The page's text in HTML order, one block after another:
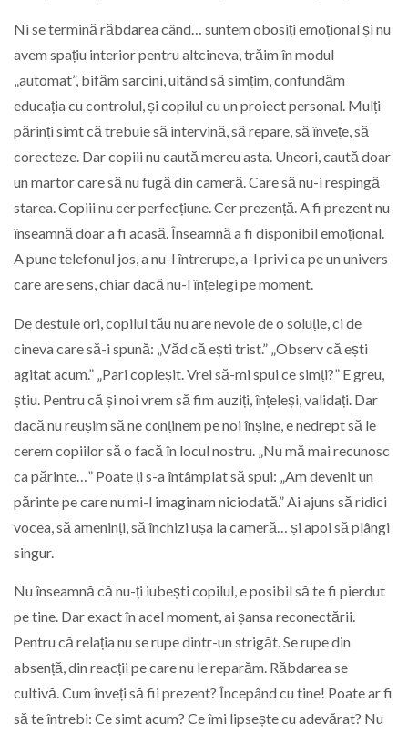
Ni se termină răbdarea când… suntem obosiți emoțional și nu
avem spațiu interior pentru altcineva, trăim în modul
„automat”, bifăm sarcini, uitând să simțim, confundăm
educația cu controlul, și copilul cu un proiect personal. Mulți
părinți simt că trebuie să intervină, să repare, să învețe, să
corecteze. Dar copiii nu caută mereu asta. Uneori, caută doar
un martor care să nu fugă din cameră. Care să nu-i respingă
starea. Copiii nu cer perfecțiune. Cer prezență. A fi prezent nu
înseamnă doar a fi acasă. Înseamnă a fi disponibil emoțional.
A pune telefonul jos, a nu-l întrerupe, a-l privi ca pe un univers
care are sens, chiar dacă nu-l înțelegi pe moment.
De destule ori, copilul tău nu are nevoie de o soluție, ci de
cineva care să-i spună: „Văd că ești trist.” „Observ că ești
agitat acum.” „Pari copleșit. Vrei să-mi spui ce simți?” E greu,
știu. Pentru că și noi vrem să fim auziți, înțeleși, validați. Dar
dacă nu reușim să ne conținem pe noi înșine, e nedrept să le
cerem copiilor să o facă în locul nostru. „Nu mă mai recunosc
ca părinte…” Poate ți s-a întâmplat să spui: „Am devenit un
părinte pe care nu mi-l imaginam niciodată.” Ai ajuns să ridici
vocea, să ameninți, să închizi ușa la cameră… și apoi să plângi
singur.
Nu înseamnă că nu-ți iubești copilul, e posibil să te fi pierdut
pe tine. Dar exact în acel moment, ai șansa reconectării.
Pentru că relația nu se rupe dintr-un strigăt. Se rupe din
absență, din reacții pe care nu le reparăm. Răbdarea se
cultivă. Cum înveți să fii prezent? Începând cu tine! Poate ar fi
să te întrebi: Ce simt acum? Ce îmi lipsește cu adevărat? Nu